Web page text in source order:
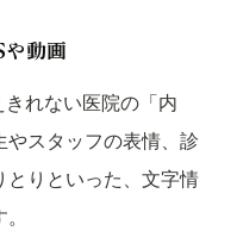
動画
れない医院の「内
スタッフの表情、診
りといった、文字情